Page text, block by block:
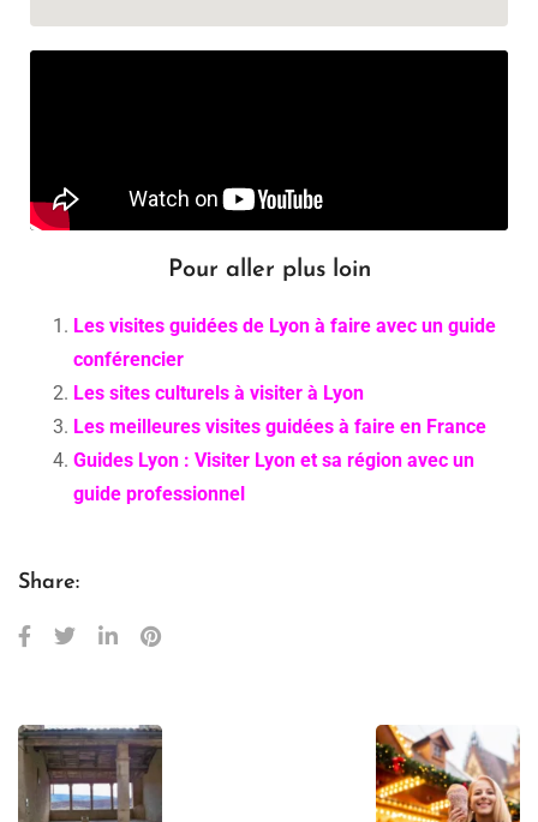
Pour aller plus loin
Les visites guidées de Lyon à faire avec un guide
conférencier
Les sites culturels à visiter à Lyon
Les meilleures visites guidées à faire en France
Guides Lyon : Visiter Lyon et sa région avec un
guide professionnel
Share: